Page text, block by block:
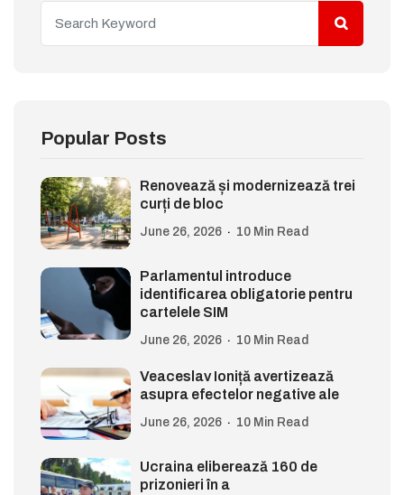
Popular Posts
Renovează și modernizează trei
curți de bloc
June 26, 2026 10 Min Read
Parlamentul introduce
identificarea obligatorie pentru
cartelele SIM
June 26, 2026 10 Min Read
Veaceslav Ioniță avertizează
asupra efectelor negative ale
June 26, 2026 10 Min Read
Ucraina eliberează 160 de
prizonieri în a